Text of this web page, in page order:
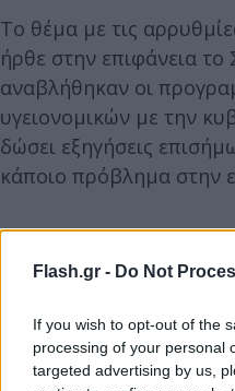
Flash.gr - Do Not
If you wish to opt-out of the
processing of your personal
targeted advertising by us,
Το θέμα με τις
ήρθε στην επιφάνεια
αναβλήθηκαν οι
υγειονομικών με την
δώσει εξηγήσεις
κάποιο πρόβλημα στην
Βέβαια, σύμφωνα με
της ΟΕΝΓΕ Π.
πίνακα διανομής των
νοσοκομεία για τα